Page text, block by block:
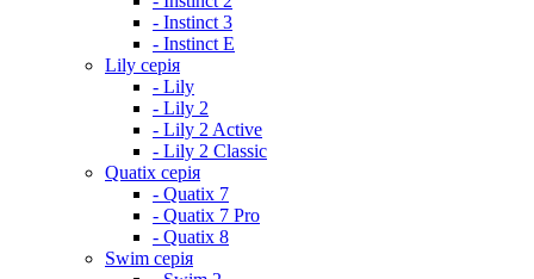
- Instinct 3
- Instinct E
Lily серія
- Lily
- Lily 2
- Lily 2 Active
- Lily 2 Classic
Quatix серія
- Quatix 7
- Quatix 7 Pro
- Quatix 8
Swim серія